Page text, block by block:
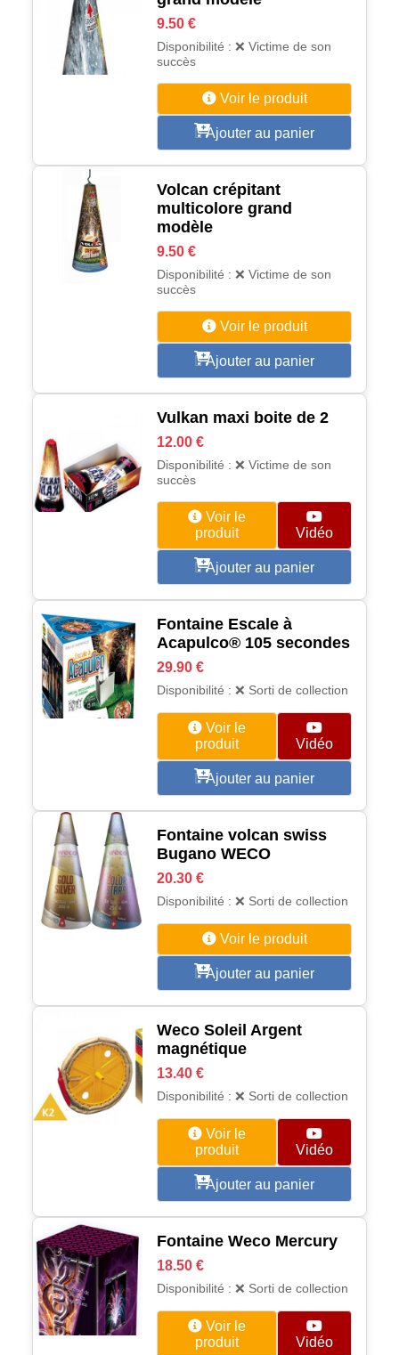
9.50 €
Disponibilité : ❌ Victime de son
succès
Voir le produit
Ajouter au panier
Volcan crépitant
multicolore grand
modèle
9.50 €
Disponibilité : ❌ Victime de son
succès
Voir le produit
Ajouter au panier
Vulkan maxi boite de 2
12.00 €
Disponibilité : ❌ Victime de son
succès
Voir le
produit
Vidéo
Ajouter au panier
Fontaine Escale à
Acapulco® 105 secondes
29.90 €
Disponibilité : ❌ Sorti de collection
Voir le
produit
Vidéo
Ajouter au panier
Fontaine volcan swiss
Bugano WECO
20.30 €
Disponibilité : ❌ Sorti de collection
Voir le produit
Ajouter au panier
Weco Soleil Argent
magnétique
13.40 €
Disponibilité : ❌ Sorti de collection
Voir le
produit
Vidéo
Ajouter au panier
Fontaine Weco Mercury
18.50 €
Disponibilité : ❌ Sorti de collection
Voir le
produit
Vidéo